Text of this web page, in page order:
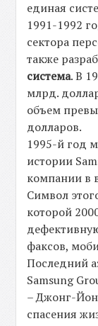
единая
1991-1992
сектора
также
система. В
млрд.
объем
долларов.
1995-й год
истории
компании в
Символ
которой
факсов,
Последний
Samsung
– Джонг-
спасения